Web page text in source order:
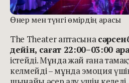
Өнер мен түнгі өмірдің арасы
The Theater аптасына
дейін, сағат 22:00–03:00
істейді. Мұнда жай ғана
келмейді – мұнда эмоция